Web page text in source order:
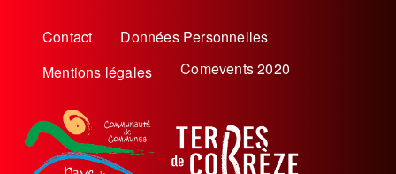
Menu
Pied
page
Contact
Données Personnelles
Mentions légales
Comevents 2020